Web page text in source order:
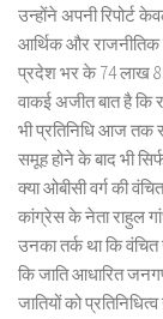
उन्होंने अपनी रिपोर्ट
आर्थिक और राजनीतिक
प्रदेश भर के 74 लाख 85
वाकई अजीत बात है कि
भी प्रतिनिधि आज तक
समूह होने के बाद भी
क्या ओबीसी वर्ग की
कांग्रेस के नेता राहुल
उनका तर्क था कि वंचित
कि जाति आधारित
जातियों को